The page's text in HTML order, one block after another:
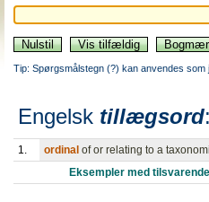
Tip: Spørgsmålstegn (?) kan anvendes
Engelsk tillægsord
1. ordinal of or relating to a
Eksempler med